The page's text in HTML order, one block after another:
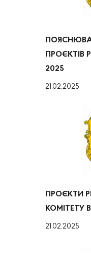
ПРОЄКТІВ
2025
21.02.2025
ПРОЄКТИ
КОМІТЕТУ
21.02.2025